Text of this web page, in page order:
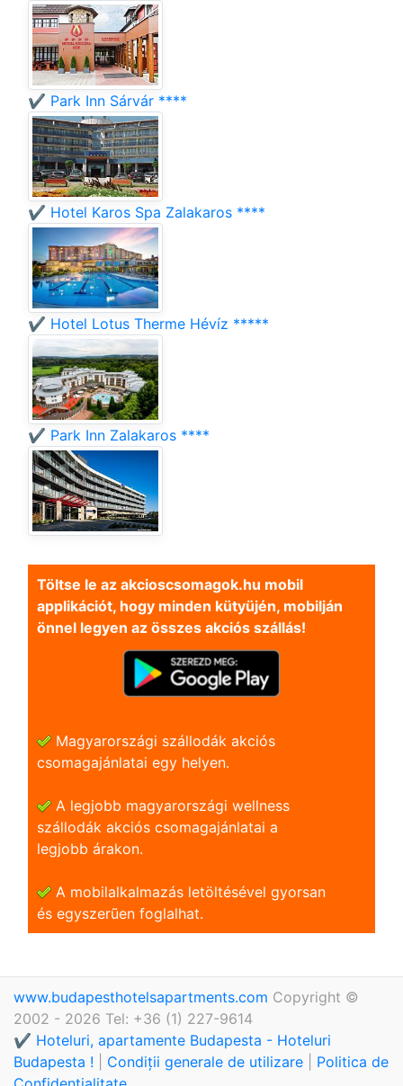
✔️ Park Inn Sárvár ****
✔️ Hotel Karos Spa Zalakaros ****
✔️ Hotel Lotus Therme Hévíz *****
✔️ Park Inn Zalakaros ****
Töltse le az akcioscsomagok.hu mobil
applikációt, hogy minden kütyüjén, mobilján
önnel legyen az összes akciós szállás!
Magyarországi szállodák akciós
csomagajánlatai egy helyen.
A legjobb magyarországi wellness
szállodák akciós csomagajánlatai a
legjobb árakon.
A mobilalkalmazás letöltésével gyorsan
és egyszerũen foglalhat.
www.budapesthotelsapartments.com Copyright ©
2002 - 2026 Tel: +36 (1) 227-9614
✔️ Hoteluri, apartamente Budapesta - Hoteluri
Budapesta !
Condiții generale de utilizare
Politica de